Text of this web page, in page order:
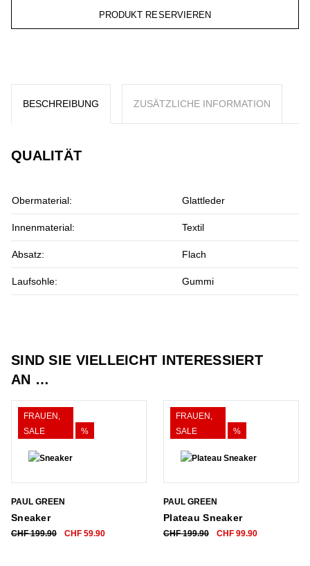
PRODUKT RESERVIEREN
BESCHREIBUNG ZUSÄTZLICHE INFORMATION
QUALITÄT
Obermaterial: Glattleder
Innenmaterial: Textil
Absatz: Flach
Laufsohle: Gummi
SIND SIE VIELLEICHT INTERESSIERT
AN …
FRAUEN,
SALE
%
PAUL GREEN
Sneaker
CHF199.90
Ursprünglicher
CHF 59.90Aktueller
FRAUEN,
SALE
%
PAUL GREEN
Plateau Sneaker
CHF199.90
Ursprünglicher
CHF 99.90Aktueller